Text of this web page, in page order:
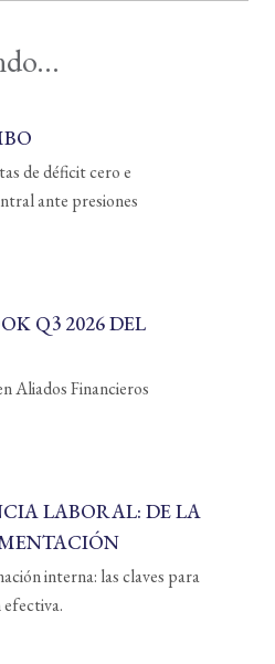
de déficit cero e
ante presiones
Q3 2026 DEL
Aliados Financieros
LABORAL: DE LA
interna: las claves para
efectiva.